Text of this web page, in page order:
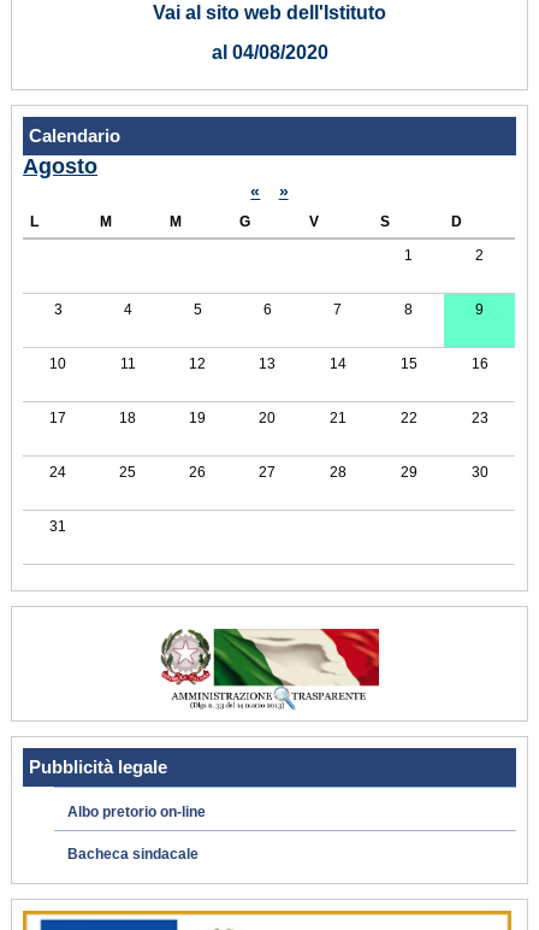
Vai al sito web dell'Istituto
al 04/08/2020
Calendario
Agosto
« »
L M M G V S
D
1
2
3 4 5 6 7 8 9
10 11 12 13 14 15 16
17 18 19 20 21 22 23
24 25 26 27 28 29 30
31
Pubblicità legale
Albo pretorio on-line
Bacheca sindacale